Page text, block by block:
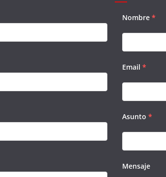
Nombre *
Email *
Asunto *
Mensaje